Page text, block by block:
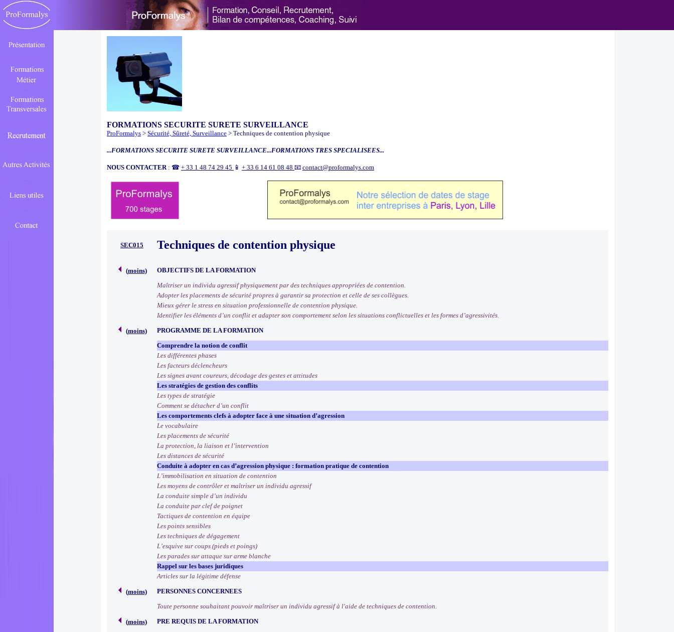
FORMATIONS SECURITE SURETE SURVEILLANCE
ProFormalys > Sécurité, Sûreté, Surveillance > Techniques de contention physique
...FORMATIONS SECURITE SURETE SURVEILLANCE...FORMATIONS TRES SPECIALISEES...
NOUS CONTACTER : ☎ + 33 1 48 74 29 45 📱 + 33 6 14 61 08 48 📧 contact@proformalys.com
SEC015 Techniques de contention physique
(moins)
OBJECTIFS DE LA FORMATION
Maîtriser un individu agressif physiquement par des techniques appropriées de contention.
Adopter les placements de sécurité propres à garantir sa protection et celle de ses collègues.
Mieux gérer le stress en situation professionnelle de contention physique.
Identifier les éléments d’un conflit et adapter son comportement selon les situations conflictuelles et les formes d’agressivités.
(moins)
PROGRAMME DE LA FORMATION
Comprendre la notion de conflit
Les différentes phases
Les facteurs déclencheurs
Les signes avant coureurs, décodage des gestes et attitudes
Les stratégies de gestion des conflits
Les types de stratégie
Comment se détacher d’un conflit
Les comportements clefs à adopter face à une situation d’agression
Le vocabulaire
Les placements de sécurité
La protection, la liaison et l’intervention
Les distances de sécurité
Conduite à adopter en cas d’agression physique : formation pratique de contention
L’immobilisation en situation de contention
Les moyens de contrôler et maîtriser un individu agressif
La conduite simple d’un individu
La conduite par clef de poignet
Tactiques de contention en équipe
Les points sensibles
Les techniques de dégagement
L’esquive sur coups (pieds et poings)
Les parades sur attaque sur arme blanche
Rappel sur les bases juridiques
Articles sur la légitime défense
(moins)
PERSONNES CONCERNEES
Toute personne souhaitant pouvoir maîtriser un individu agressif à l'aide de techniques de contention.
(moins)
PRE REQUIS DE LA FORMATION